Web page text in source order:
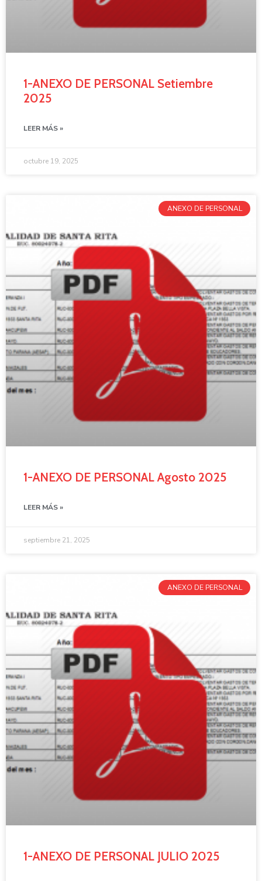
1-ANEXO DE PERSONAL Setiembre
2025
LEER MÁS »
octubre 19, 2025
ANEXO DE PERSONAL
1-ANEXO DE PERSONAL Agosto 2025
LEER MÁS »
septiembre 21, 2025
ANEXO DE PERSONAL
1-ANEXO DE PERSONAL JULIO 2025